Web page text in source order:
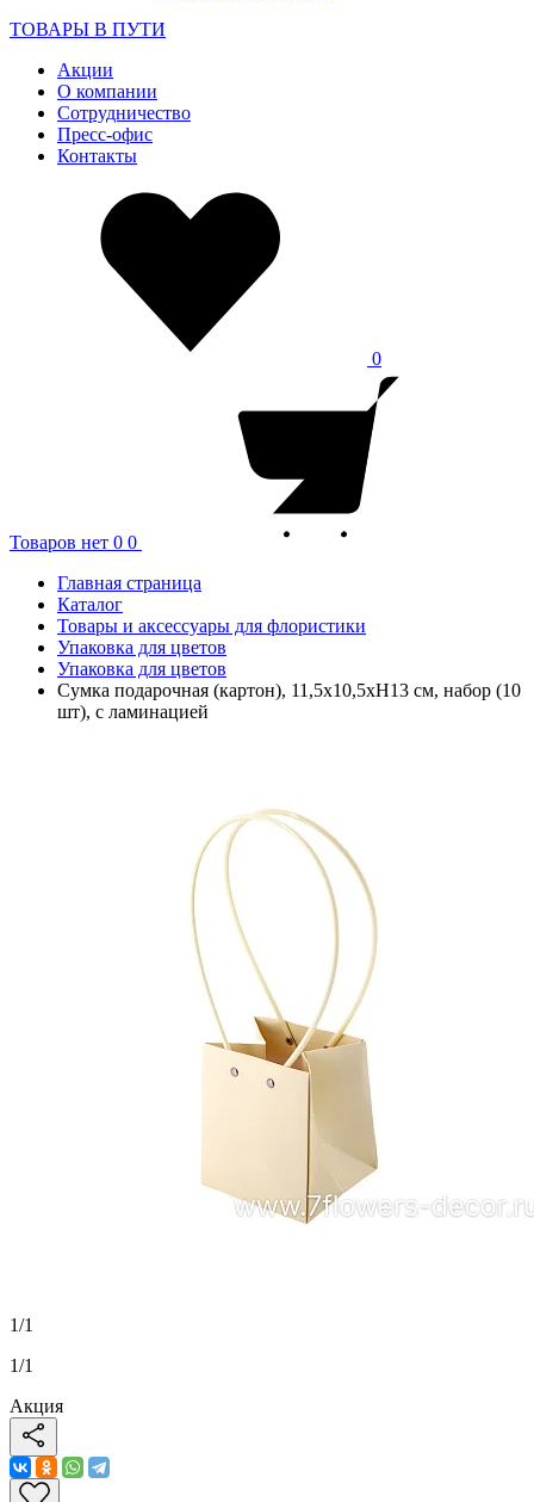
ТОВАРЫ В ПУТИ
Акции
О компании
Сотрудничество
Пресс-офис
Контакты
0
Товаров нет 0 0
Главная страница
Каталог
Товары и аксессуары для флористики
Упаковка для цветов
Упаковка для цветов
Сумка подарочная (картон), 11,5x10,5xH13 см, набор (10
шт), с ламинацией
1/1
1/1
Акция